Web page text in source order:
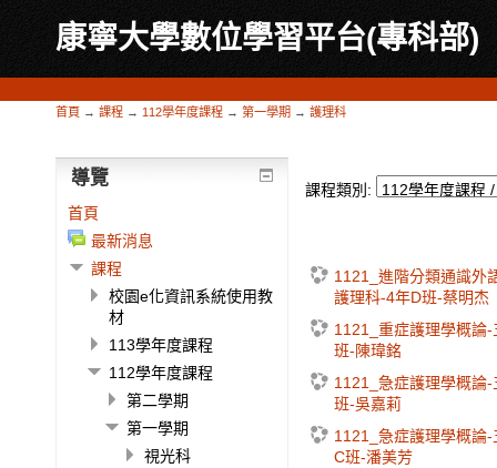
康寧大學數位學習平台(專科部)
首頁 → 課程 → 112學年度課程 → 第一學期 → 護理科
課程類別:
1121_進階分類通識外
護理科-4年D班-蔡明杰
1121_重症護理學概論
班-陳瑋銘
1121_急症護理學概論
班-吳嘉莉
1121_急症護理學概論
C班-潘美芳
導覽
首頁
最新消息
課程
校園e化資訊系統使用教
材
113學年度課程
112學年度課程
第二學期
第一學期
視光科